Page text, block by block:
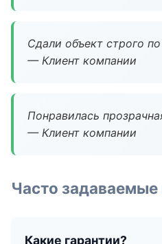
Сдали объект строго
— Клиент компании
Понравилась
— Клиент компании
Часто
Какие гарантии?